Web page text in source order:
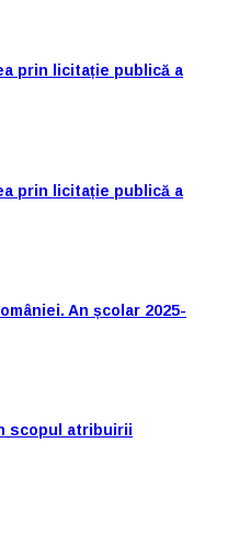
prin licitație publică a
prin licitație publică a
An școlar 2025-
scopul atribuirii